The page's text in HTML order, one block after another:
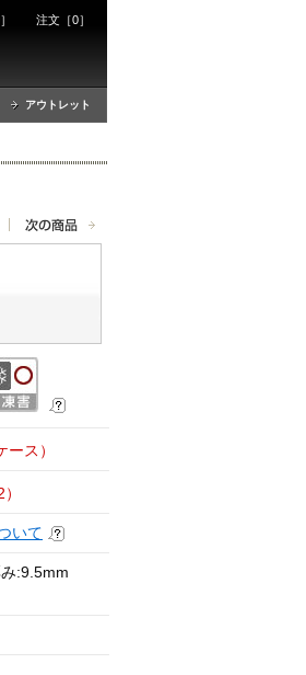
アウトレット
注文［0］
ース）
いて
:9.5mm